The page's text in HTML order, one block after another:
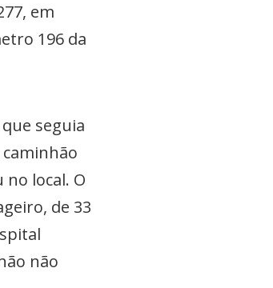
em
196 da
seguia
local. O
de 33
não